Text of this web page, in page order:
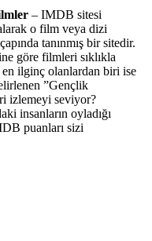
– IMDB sitesi
o film veya dizi
tanınmış bir sitedir.
göre filmleri sıklıkla
en ilginç olanlardan biri ise
”Gençlik
izlemeyi seviyor?
insanların oyladığı
puanları sizi